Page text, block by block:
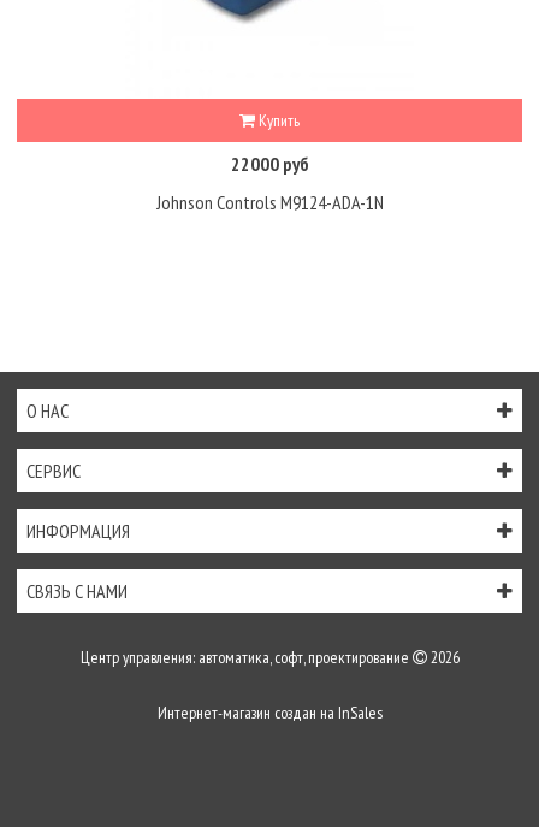
Купить
22000 руб
Johnson Controls M9124-ADA-1N
О НАС
СЕРВИС
ИНФОРМАЦИЯ
СВЯЗЬ С НАМИ
Центр управления: автоматика, софт, проектирование 2026
Интернет-магазин создан на InSales